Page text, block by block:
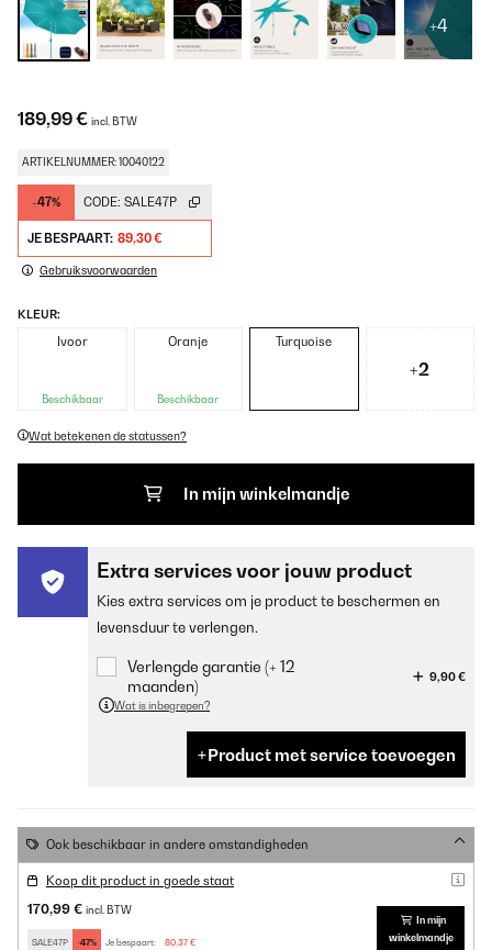
+4
189,99 € incl. BTW
ARTIKELNUMMER: 10040122
-47% CODE: SALE47P
JE BESPAART: 89,30 €
Gebruiksvoorwaarden
KLEUR:
Ivoor
Beschikbaar
Oranje
Beschikbaar
Turquoise
+2
Wat betekenen de statussen?
In mijn winkelmandje
Extra services voor jouw product
Kies extra services om je product te beschermen en
levensduur te verlengen.
Verlengde garantie (+ 12
maanden)
9,90 €
Wat is inbegrepen?
Product met service toevoegen
Ook beschikbaar in andere omstandigheden
Koop dit product in goede staat
170,99 € incl. BTW
SALE47P -47% Je bespaart: 80,37 €
In mijn
winkelmandje